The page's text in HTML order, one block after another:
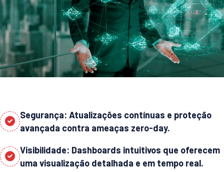
Segurança: Atualizações contínuas e proteção
avançada contra ameaças zero-day.
Visibilidade: Dashboards intuitivos que oferecem
uma visualização detalhada e em tempo real.